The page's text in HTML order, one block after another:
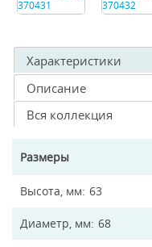
Характеристики
Описание
Вся коллекция
Размеры
Высота, мм 63
Диаметр, мм 68